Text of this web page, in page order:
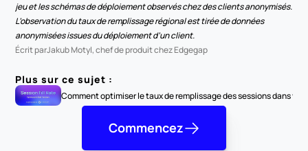
jeu et les schémas de déploiement observés chez des clients anonymisés.
L’observation du taux de remplissage régional est tirée de données
anonymisées issues du déploiement d’un client.
Écrit parJakub Motyl, chef de produit chez Edgegap
Plus sur ce sujet :
Comment optimiser le taux de remplissage des sessions dans
Commencez